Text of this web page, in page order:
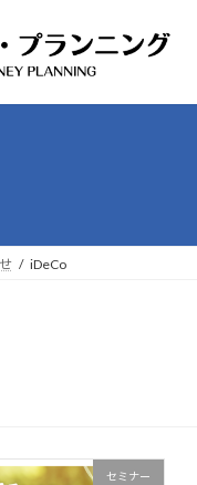
iDeCo
セミナー